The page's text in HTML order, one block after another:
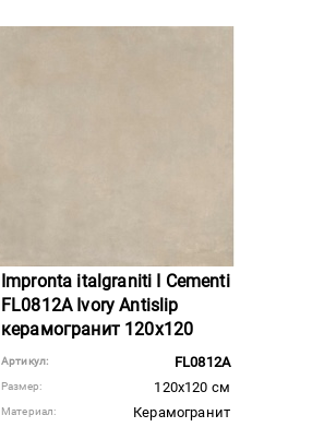
Impronta italgraniti I Cementi
FL0812A Ivory Antislip
керамогранит 120x120
Артикул: FL0812A
Размер: 120x120 см
Материал: Керамогранит